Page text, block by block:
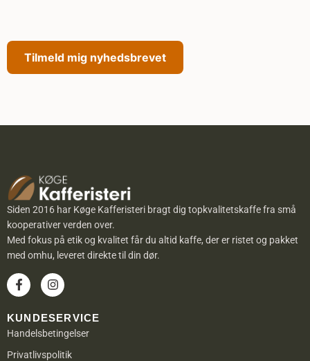
Siden 2016 har Køge Kafferisteri bragt dig topkvalitetskaffe fra små
kooperativer verden over.
Med fokus på etik og kvalitet får du altid kaffe, der er ristet og pakket
med omhu, leveret direkte til din dør.
KUNDESERVICE
Handelsbetingelser
Privatlivspolitik